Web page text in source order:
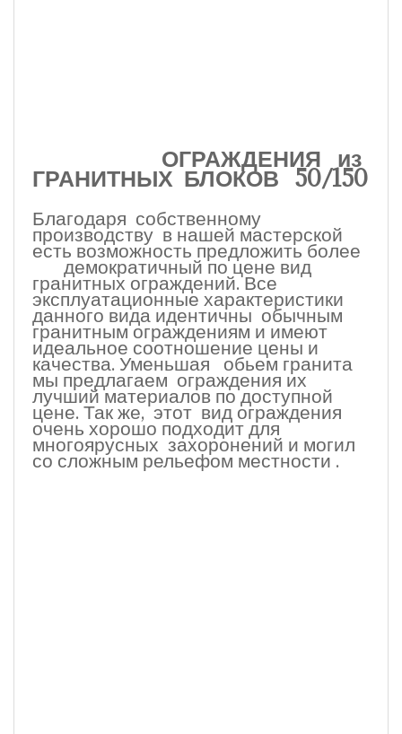
ОГРАЖДЕНИЯ из
ГРАНИТНЫХ БЛОКОВ 50/150
Благодаря собственному
производству в нашей мастерской
есть возможность предложить более
демократичный по цене вид
гранитных ограждений. Все
эксплуатационные характеристики
данного вида идентичны обычным
гранитным ограждениям и имеют
идеальное соотношение цены и
качества. Уменьшая обьем гранита
мы предлагаем ограждения их
лучший материалов по доступной
цене. Так же, этот вид ограждения
очень хорошо подходит для
многоярусных захоронений и могил
со сложным рельефом местности .